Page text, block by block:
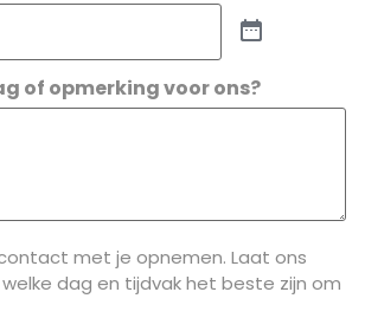
of opmerking voor ons?
met je opnemen. Laat ons
dag en tijdvak het beste zijn om